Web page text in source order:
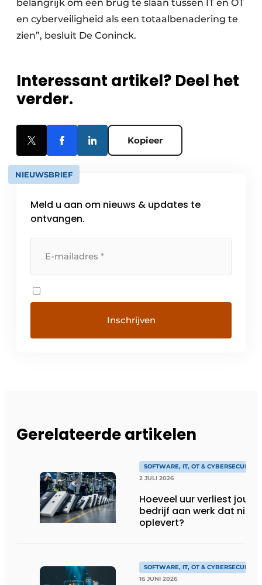
belangrijk om een brug te slaan tussen IT en OT
en cyberveiligheid als een totaalbenadering te
zien”, besluit De Coninck.
Interessant artikel? Deel het
verder.
Kopieer
NIEUWSBRIEF
Meld u aan om nieuws & updates te
ontvangen.
Gerelateerde artikelen
SOFTWARE, IT, OT & CYBERSECURITY
2 JULI 2026
Hoeveel uur verliest jouw
bedrijf aan werk dat niks
oplevert?
SOFTWARE, IT, OT & CYBERSECURITY
16 JUNI 2026